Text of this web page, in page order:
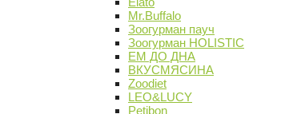
Mr.Buffalo
Зоогурман пауч
Зоогурман HOLISTIC
ЕМ ДО ДНА
ВКУСМЯСИНА
Zoodiet
LEO&LUCY
Petibon